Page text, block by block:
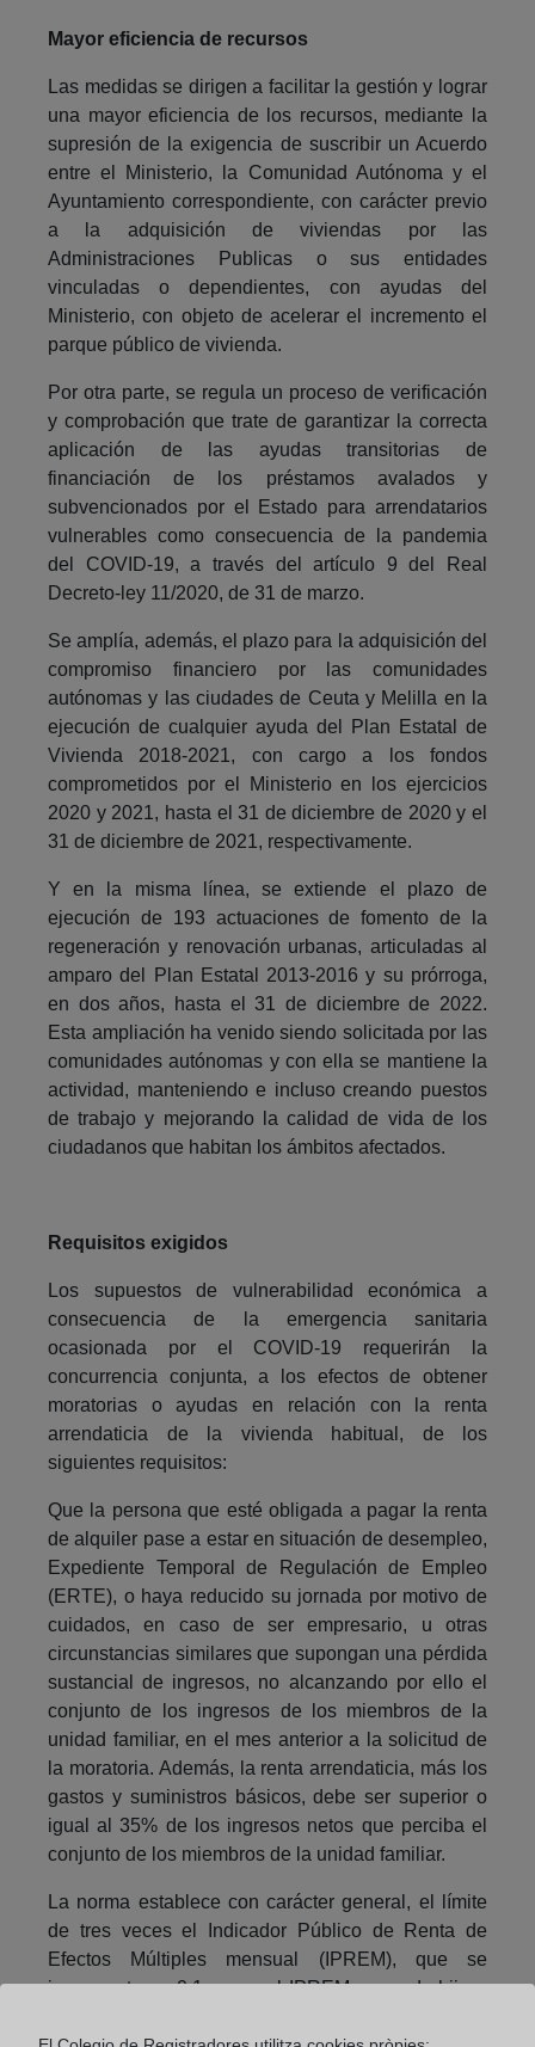
Mayor eficiencia de recursos
Las medidas se dirigen a facilitar la gestión y lograr
una mayor eficiencia de los recursos, mediante la
supresión de la exigencia de suscribir un Acuerdo
entre el Ministerio, la Comunidad Autónoma y el
Ayuntamiento correspondiente, con carácter previo
a la adquisición de viviendas por las
Administraciones Publicas o sus entidades
vinculadas o dependientes, con ayudas del
Ministerio, con objeto de acelerar el incremento el
parque público de vivienda.
Por otra parte, se regula un proceso de verificación
y comprobación que trate de garantizar la correcta
aplicación de las ayudas transitorias de
financiación de los préstamos avalados y
subvencionados por el Estado para arrendatarios
vulnerables como consecuencia de la pandemia
del COVID-19, a través del artículo 9 del Real
Decreto-ley 11/2020, de 31 de marzo.
Se amplía, además, el plazo para la adquisición del
compromiso financiero por las comunidades
autónomas y las ciudades de Ceuta y Melilla en la
ejecución de cualquier ayuda del Plan Estatal de
Vivienda 2018-2021, con cargo a los fondos
comprometidos por el Ministerio en los ejercicios
2020 y 2021, hasta el 31 de diciembre de 2020 y el
31 de diciembre de 2021, respectivamente.
Y en la misma línea, se extiende el plazo de
ejecución de 193 actuaciones de fomento de la
regeneración y renovación urbanas, articuladas al
amparo del Plan Estatal 2013-2016 y su prórroga,
en dos años, hasta el 31 de diciembre de 2022.
Esta ampliación ha venido siendo solicitada por las
comunidades autónomas y con ella se mantiene la
actividad, manteniendo e incluso creando puestos
de trabajo y mejorando la calidad de vida de los
ciudadanos que habitan los ámbitos afectados.
Requisitos exigidos
Los supuestos de vulnerabilidad económica a
consecuencia de la emergencia sanitaria
ocasionada por el COVID-19 requerirán la
concurrencia conjunta, a los efectos de obtener
moratorias o ayudas en relación con la renta
arrendaticia de la vivienda habitual, de los
siguientes requisitos:
Que la persona que esté obligada a pagar la renta
de alquiler pase a estar en situación de desempleo,
Expediente Temporal de Regulación de Empleo
(ERTE), o haya reducido su jornada por motivo de
cuidados, en caso de ser empresario, u otras
circunstancias similares que supongan una pérdida
sustancial de ingresos, no alcanzando por ello el
conjunto de los ingresos de los miembros de la
unidad familiar, en el mes anterior a la solicitud de
la moratoria. Además, la renta arrendaticia, más los
gastos y suministros básicos, debe ser superior o
igual al 35% de los ingresos netos que perciba el
conjunto de los miembros de la unidad familiar.
La norma establece con carácter general, el límite
de tres veces el Indicador Público de Renta de
Efectos Múltiples mensual (IPREM), que se
incrementa en 0,1 veces el IPREM por cada hijo a